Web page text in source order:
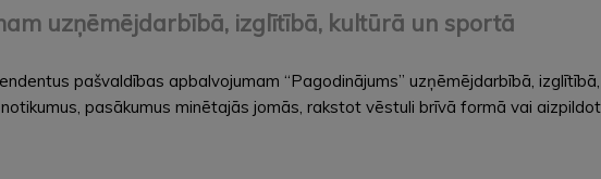
uzņēmējdarbībā, izglītībā, kultūrā un sportā
pašvaldības apbalvojumam “Pagodinājums” uzņēmējdarbībā,
pasākumus minētajās jomās, rakstot vēstuli brīvā formā vai